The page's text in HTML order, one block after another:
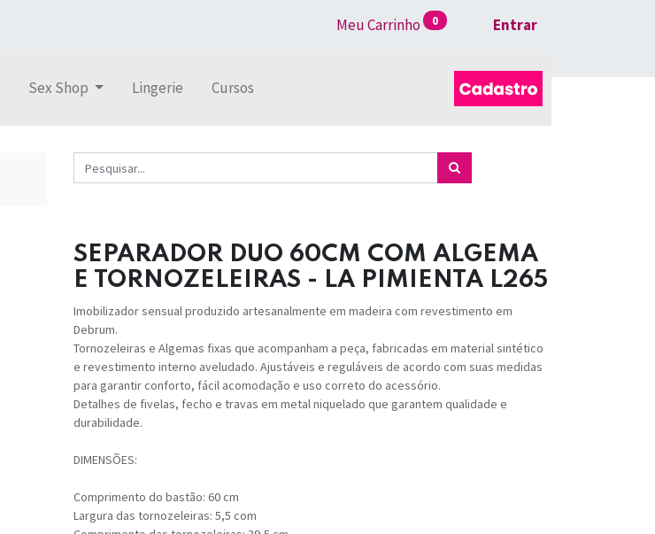
Meu Carrinho 0 Entrar
Sex Shop Lingerie Cursos
SEPARADOR DUO 60CM COM ALGEMA
E TORNOZELEIRAS - LA PIMIENTA L265
Imobilizador sensual produzido artesanalmente em madeira com revestimento em
Debrum.
Tornozeleiras e Algemas fixas que acompanham a peça, fabricadas em material sintético
e revestimento interno aveludado. Ajustáveis e reguláveis de acordo com suas medidas
para garantir conforto, fácil acomodação e uso correto do acessório.
Detalhes de fivelas, fecho e travas em metal niquelado que garantem qualidade e
durabilidade.
DIMENSÕES:
Comprimento do bastão: 60 cm
Largura das tornozeleiras: 5,5 com